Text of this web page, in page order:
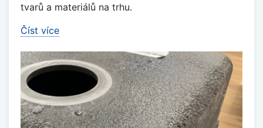
tvarů a materiálů na trhu.
Číst více